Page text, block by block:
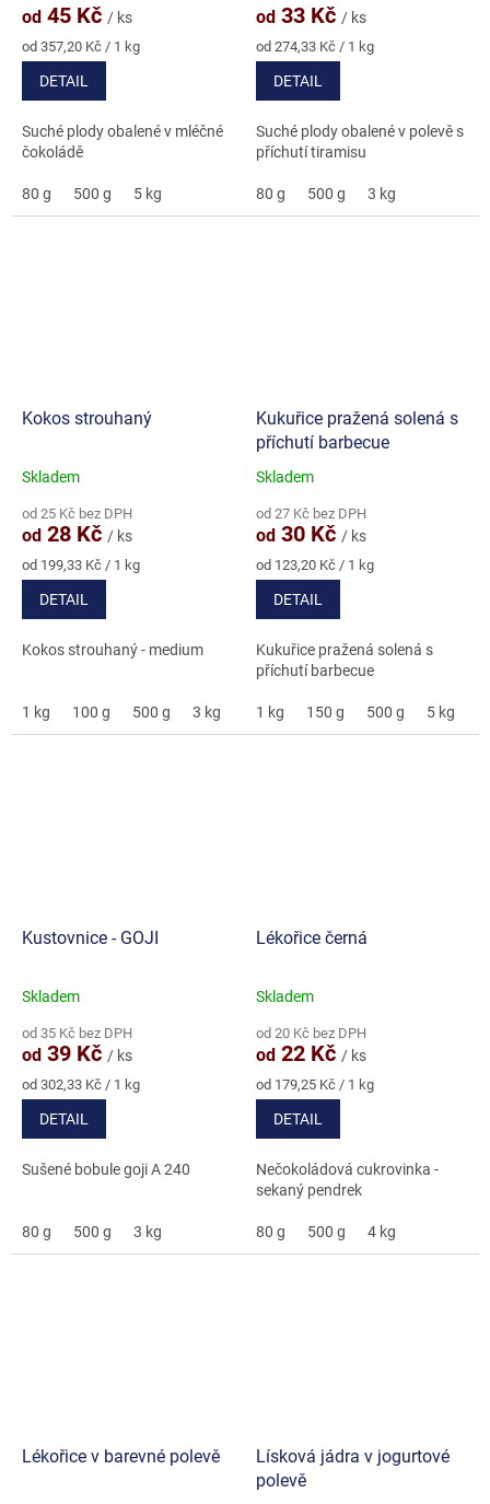
je
4,7
z
hvězdiček.
od 45 Kč / ks
Měrná
cena:
od 357,20 Kč / 1 kg
DETAIL
Suché plody obalené v mléčné
čokoládě
80 g 500 g 5 kg
je
5,0
z
hvězdiček.
od 33 Kč / ks
Měrná
cena:
od 274,33 Kč / 1 kg
DETAIL
Suché plody obalené v polevě s
příchutí tiramisu
80 g 500 g 3 kg
Kokos strouhaný
Průměrné
produktu
je
5,0
z
Skladem
od 25 Kč bez DPH
od 28 Kč / ks
Měrná
cena:
od 199,33 Kč / 1 kg
DETAIL
Kokos strouhaný - medium
1 kg 100 g 500 g 3 kg
Kukuřice pražená solená s
příchutí barbecue
Průměrné
produktu
je
3,3
z
Skladem
od 27 Kč bez DPH
od 30 Kč / ks
Měrná
cena:
od 123,20 Kč / 1 kg
DETAIL
Kukuřice pražená solená s
příchutí barbecue
1 kg 150 g 500 g 5 kg
Kustovnice - GOJI
Průměrné
produktu
je
4,3
z
hvězdiček.
Skladem
od 35 Kč bez DPH
od 39 Kč / ks
Měrná
cena:
od 302,33 Kč / 1 kg
DETAIL
Sušené bobule goji A 240
80 g 500 g 3 kg
Lékořice černá
Průměrné
produktu
je
5,0
z
hvězdiček.
Skladem
od 20 Kč bez DPH
od 22 Kč / ks
Měrná
cena:
od 179,25 Kč / 1 kg
DETAIL
Nečokoládová cukrovinka -
sekaný pendrek
80 g 500 g 4 kg
Lékořice v barevné polevě
Lísková jádra v jogurtové
polevě